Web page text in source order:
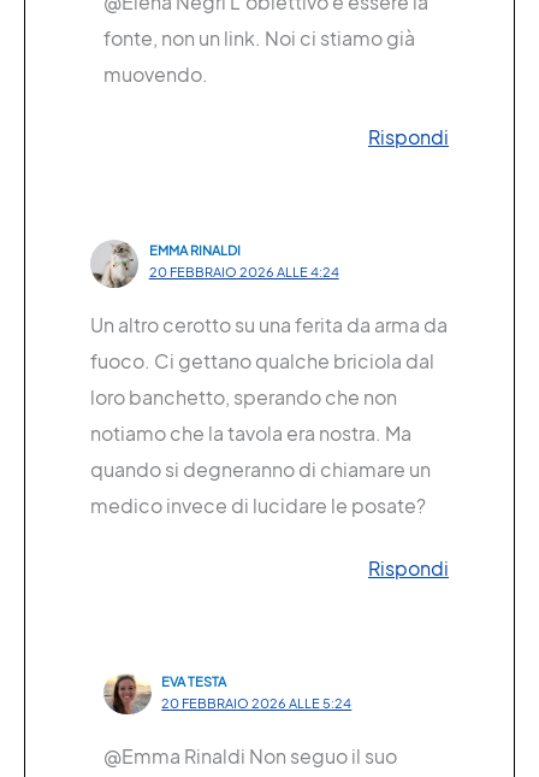
fonte, non un link. Noi ci stiamo già
muovendo.
Rispondi
EMMA RINALDI
20 FEBBRAIO 2026 ALLE 4:24
Un altro cerotto su una ferita da arma da
fuoco. Ci gettano qualche briciola dal
loro banchetto, sperando che non
notiamo che la tavola era nostra. Ma
quando si degneranno di chiamare un
medico invece di lucidare le posate?
Rispondi
EVA TESTA
20 FEBBRAIO 2026 ALLE 5:24
@Emma Rinaldi Non seguo il suo